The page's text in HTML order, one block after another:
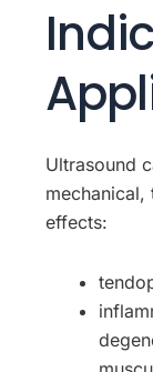
Ultrasound
effects: